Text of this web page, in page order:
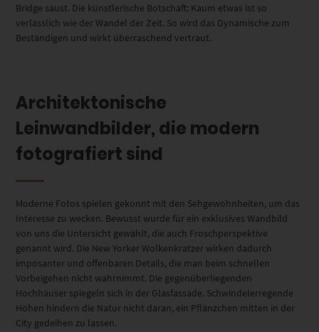
Bridge saust. Die künstlerische Botschaft: Kaum etwas ist so
verlässlich wie der Wandel der Zeit. So wird das Dynamische zum
Beständigen und wirkt überraschend vertraut.
Architektonische
Leinwandbilder, die modern
fotografiert sind
Moderne Fotos spielen gekonnt mit den Sehgewohnheiten, um das
Interesse zu wecken. Bewusst wurde für ein exklusives Wandbild
von uns die Untersicht gewählt, die auch Froschperspektive
genannt wird. Die New Yorker Wolkenkratzer wirken dadurch
imposanter und offenbaren Details, die man beim schnellen
Vorbeigehen nicht wahrnimmt. Die gegenüberliegenden
Hochhäuser spiegeln sich in der Glasfassade. Schwindelerregende
Höhen hindern die Natur nicht daran, ein Pflänzchen mitten in der
City gedeihen zu lassen.